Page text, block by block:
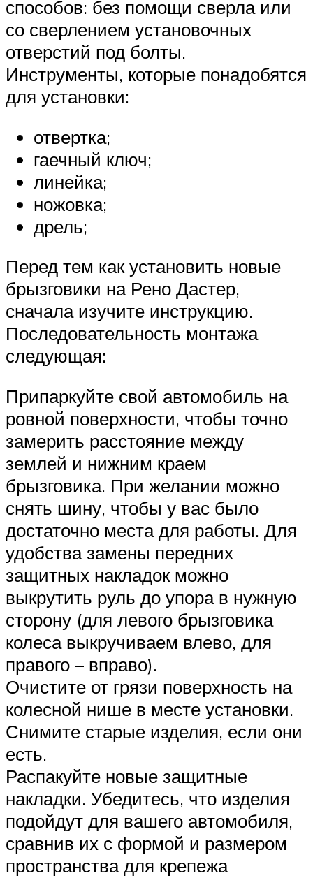
способов: без помощи сверла или
со сверлением установочных
отверстий под болты.
Инструменты, которые понадобятся
для установки:
отвертка;
гаечный ключ;
линейка;
ножовка;
дрель;
Перед тем как установить новые
брызговики на Рено Дастер,
сначала изучите инструкцию.
Последовательность монтажа
следующая:
Припаркуйте свой автомобиль на
ровной поверхности, чтобы точно
замерить расстояние между
землей и нижним краем
брызговика. При желании можно
снять шину, чтобы у вас было
достаточно места для работы. Для
удобства замены передних
защитных накладок можно
выкрутить руль до упора в нужную
сторону (для левого брызговика
колеса выкручиваем влево, для
правого – вправо).
Очистите от грязи поверхность на
колесной нише в месте установки.
Снимите старые изделия, если они
есть.
Распакуйте новые защитные
накладки. Убедитесь, что изделия
подойдут для вашего автомобиля,
сравнив их с формой и размером
пространства для крепежа